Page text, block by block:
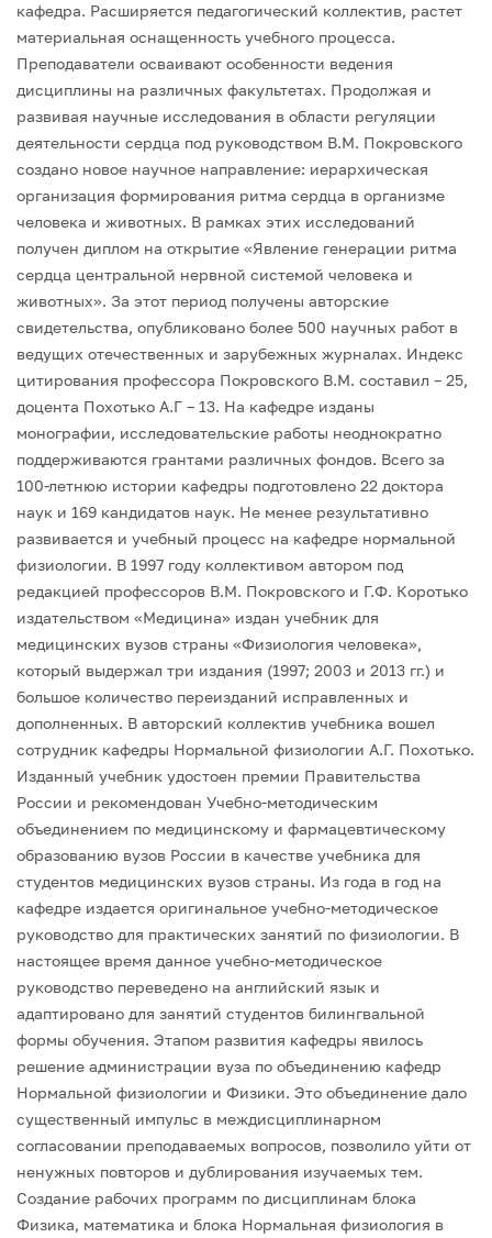
кафедра. Расширяется педагогический коллектив, растет
материальная оснащенность учебного процесса.
Преподаватели осваивают особенности ведения
дисциплины на различных факультетах. Продолжая и
развивая научные исследования в области регуляции
деятельности сердца под руководством В.М. Покровского
создано новое научное направление: иерархическая
организация формирования ритма сердца в организме
человека и животных. В рамках этих исследований
получен диплом на открытие «Явление генерации ритма
сердца центральной нервной системой человека и
животных». За этот период получены авторские
свидетельства, опубликовано более 500 научных работ в
ведущих отечественных и зарубежных журналах. Индекс
цитирования профессора Покровского В.М. составил – 25,
доцента Похотько А.Г – 13. На кафедре изданы
монографии, исследовательские работы неоднократно
поддерживаются грантами различных фондов. Всего за
100-летнюю истории кафедры подготовлено 22 доктора
наук и 169 кандидатов наук. Не менее результативно
развивается и учебный процесс на кафедре нормальной
физиологии. В 1997 году коллективом автором под
редакцией профессоров В.М. Покровского и Г.Ф. Коротько
издательством «Медицина» издан учебник для
медицинских вузов страны «Физиология человека»,
который выдержал три издания (1997; 2003 и 2013 гг.) и
большое количество переизданий исправленных и
дополненных. В авторский коллектив учебника вошел
сотрудник кафедры Нормальной физиологии А.Г. Похотько.
Изданный учебник удостоен премии Правительства
России и рекомендован Учебно-методическим
объединением по медицинскому и фармацевтическому
образованию вузов России в качестве учебника для
студентов медицинских вузов страны. Из года в год на
кафедре издается оригинальное учебно-методическое
руководство для практических занятий по физиологии. В
настоящее время данное учебно-методическое
руководство переведено на английский язык и
адаптировано для занятий студентов билингвальной
формы обучения. Этапом развития кафедры явилось
решение администрации вуза по объединению кафедр
Нормальной физиологии и Физики. Это объединение дало
существенный импульс в междисциплинарном
согласовании преподаваемых вопросов, позволило уйти от
ненужных повторов и дублирования изучаемых тем.
Создание рабочих программ по дисциплинам блока
Физика, математика и блока Нормальная физиология в